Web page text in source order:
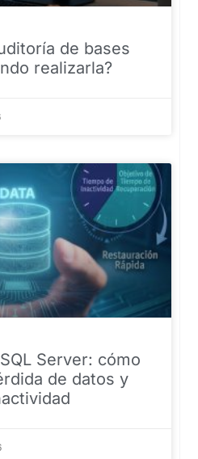
de bases
realizarla?
Server: cómo
de datos y